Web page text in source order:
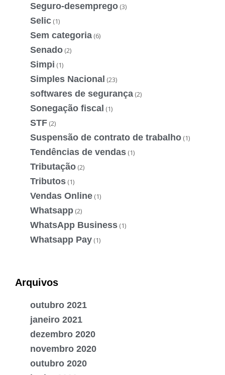
Seguro-desemprego (3)
Selic (1)
Sem categoria (6)
Senado (2)
Simpi (1)
Simples Nacional (23)
softwares de segurança (2)
Sonegação fiscal (1)
STF (2)
Suspensão de contrato de trabalho (1)
Tendências de vendas (1)
Tributação (2)
Tributos (1)
Vendas Online (1)
Whatsapp (2)
WhatsApp Business (1)
Whatsapp Pay (1)
Arquivos
outubro 2021
janeiro 2021
dezembro 2020
novembro 2020
outubro 2020